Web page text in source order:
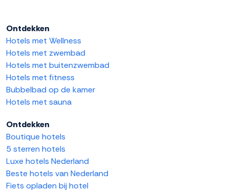
Ontdekken
Hotels met Wellness
Hotels met zwembad
Hotels met buitenzwembad
Hotels met fitness
Bubbelbad op de kamer
Hotels met sauna
Ontdekken
Boutique hotels
5 sterren hotels
Luxe hotels Nederland
Beste hotels van Nederland
Fiets opladen bij hotel